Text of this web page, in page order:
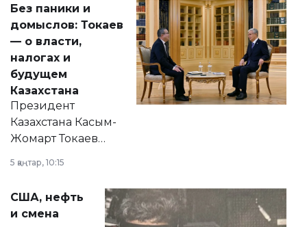
Без паники и
домыслов: Токаев
— о власти,
налогах и
будущем
Казахстана
Президент
Казахстана Касым-
Жомарт Токаев
сразу несколько
актуальных тем —
от слухов о
политических
5 қаңтар, 10:15
США, нефть
и смена